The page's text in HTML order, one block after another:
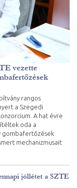
vezette
rangos
a Szegedi
A hat évre
oda a
gombafertőzések
mechanizmusait
jóllétet a SZTE